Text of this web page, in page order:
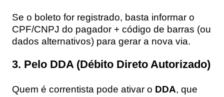
Se o boleto for registrado, basta informar o
CPF/CNPJ do pagador + código de barras (ou
dados alternativos) para gerar a nova via.
3. Pelo DDA (Débito Direto Autorizado)
Quem é correntista pode ativar o DDA, que